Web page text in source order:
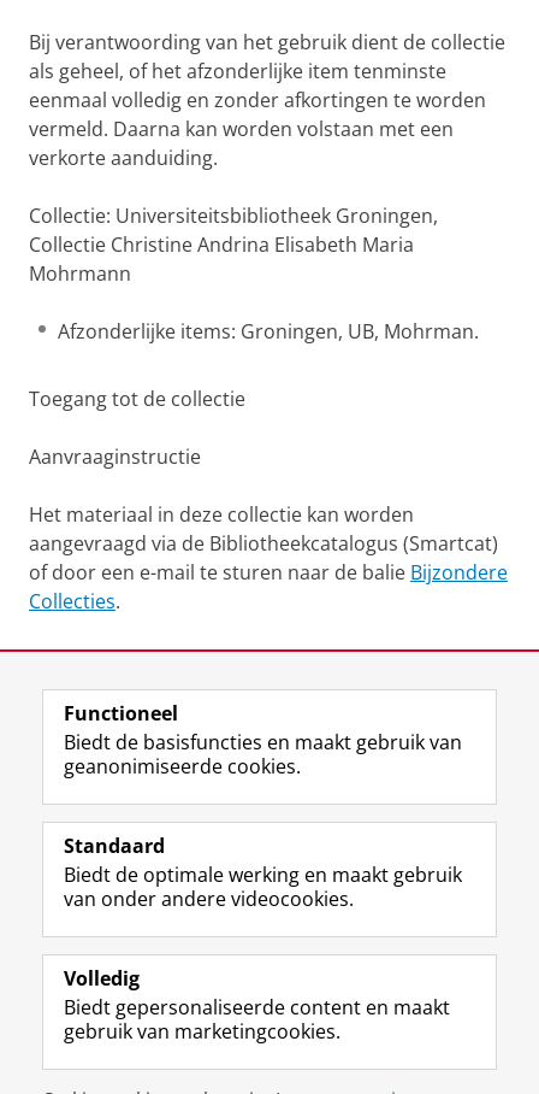
Bij verantwoording van het gebruik dient de collectie
als geheel, of het afzonderlijke item tenminste
eenmaal volledig en zonder afkortingen te worden
vermeld. Daarna kan worden volstaan met een
verkorte aanduiding.
Collectie: Universiteitsbibliotheek Groningen,
Collectie Christine Andrina Elisabeth Maria
Mohrmann
Afzonderlijke items: Groningen, UB, Mohrman.
Toegang tot de collectie
Aanvraaginstructie
Het materiaal in deze collectie kan worden
aangevraagd via de Bibliotheekcatalogus (Smartcat)
of door een e-mail te sturen naar de balie Bijzondere
Collecties.
View this page in:English
Volg ons op
M
a
t
o
o
p
r
f
I
n
t
r
m
c
De UB voor medewerkers
Praktisch
Over de UB
Functioneel
Biedt de basisfuncties en maakt gebruik van
geanonimiseerde cookies.
Standaard
Biedt de optimale werking en maakt gebruik
van onder andere videocookies.
Volledig
Biedt gepersonaliseerde content en maakt
gebruik van marketingcookies.